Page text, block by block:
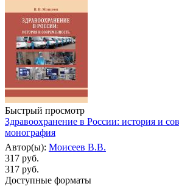
Быстрый просмотр
Здравоохранение в России: история и
монография
Автор(ы): Моисеев В.В.
317 руб.
317 руб.
Доступные форматы